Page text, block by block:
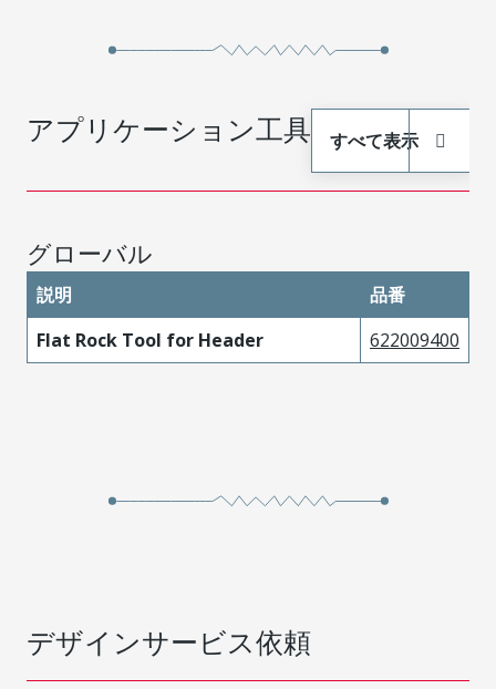
アプリケーション工具 すべて表示
グローバル
説明
品番
Flat Rock Tool for Header
622009400
デザインサービス依頼